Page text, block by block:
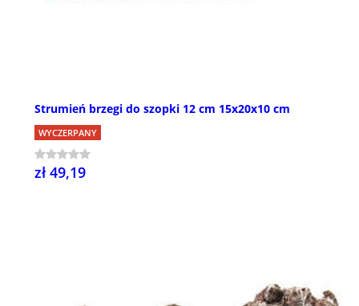
Strumień brzegi do szopki 12 cm 15x20x10 cm
WYCZERPANY
zł 49,19